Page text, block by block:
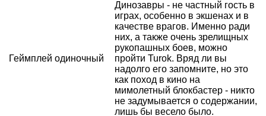
Геймплей одиночный
Динозавры - не частный гость в
играх, особенно в экшенах и в
качестве врагов. Именно ради
них, а также очень зрелищных
рукопашных боев, можно
пройти Turok. Вряд ли вы
надолго его запомните, но это
как поход в кино на
мимолетный блокбастер - никто
не задумывается о содержании,
лишь бы весело было.